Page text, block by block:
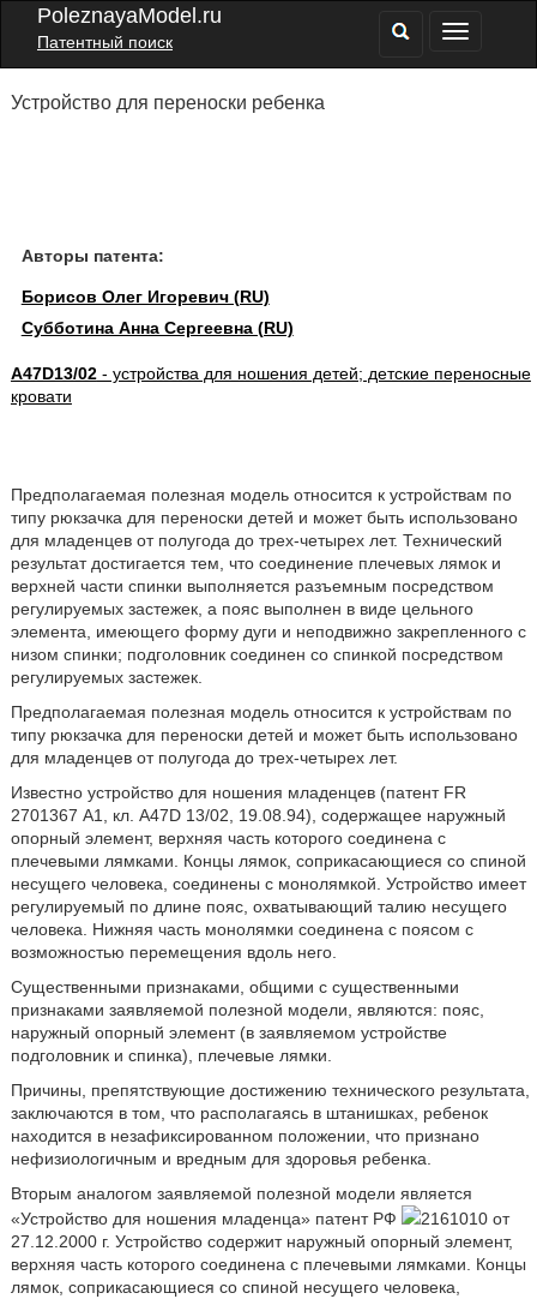
PoleznayaModel.ru
Патентный поиск
Устройство для переноски ребенка
Авторы патента:
Борисов Олег Игоревич (RU)
Субботина Анна Сергеевна (RU)
A47D13/02- устройства для ношения детей; детские переносные
кровати
Предполагаемая полезная модель относится к устройствам по
типу рюкзачка для переноски детей и может быть использовано
для младенцев от полугода до трех-четырех лет. Технический
результат достигается тем, что соединение плечевых лямок и
верхней части спинки выполняется разъемным посредством
регулируемых застежек, а пояс выполнен в виде цельного
элемента, имеющего форму дуги и неподвижно закрепленного с
низом спинки; подголовник соединен со спинкой посредством
регулируемых застежек.
Предполагаемая полезная модель относится к устройствам по
типу рюкзачка для переноски детей и может быть использовано
для младенцев от полугода до трех-четырех лет.
Известно устройство для ношения младенцев (патент FR
2701367 А1, кл. А47D 13/02, 19.08.94), содержащее наружный
опорный элемент, верхняя часть которого соединена с
плечевыми лямками. Концы лямок, соприкасающиеся со спиной
несущего человека, соединены с монолямкой. Устройство имеет
регулируемый по длине пояс, охватывающий талию несущего
человека. Нижняя часть монолямки соединена с поясом с
возможностью перемещения вдоль него.
Существенными признаками, общими с существенными
признаками заявляемой полезной модели, являются: пояс,
наружный опорный элемент (в заявляемом устройстве
подголовник и спинка), плечевые лямки.
Причины, препятствующие достижению технического результата,
заключаются в том, что располагаясь в штанишках, ребенок
находится в незафиксированном положении, что признано
нефизиологичным и вредным для здоровья ребенка.
Вторым аналогом заявляемой полезной модели является
«Устройство для ношения младенца» патент РФ
2161010 от
27.12.2000 г. Устройство содержит наружный опорный элемент,
верхняя часть которого соединена с плечевыми лямками. Концы
лямок, соприкасающиеся со спиной несущего человека,